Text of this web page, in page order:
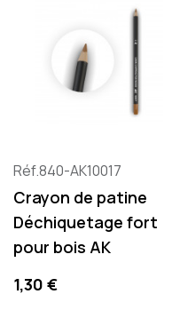
Réf.840-AK10017
Crayon de patine
Déchiquetage fort
pour bois AK
Precio
1,30 €